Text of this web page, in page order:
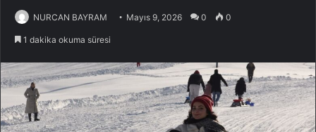
NURCAN BAYRAM Mayıs 9, 2026 0 0
1 dakika okuma süresi